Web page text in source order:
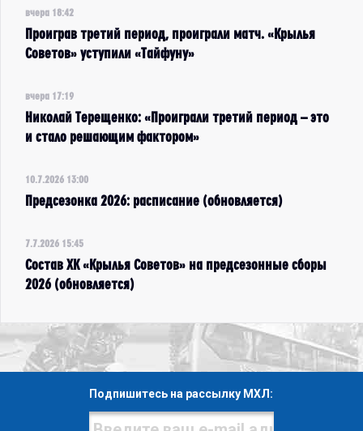
вчера 18:42
Проиграв третий период, проиграли матч. «Крылья
Советов» уступили «Тайфуну»
вчера 17:19
Николай Терещенко: «Проиграли третий период – это
и стало решающим фактором»
10.7.2026 13:00
Предсезонка 2026: расписание (обновляется)
7.7.2026 15:45
Состав ХК «Крылья Советов» на предсезонные сборы
2026 (обновляется)
Подпишитесь на рассылку МХЛ: